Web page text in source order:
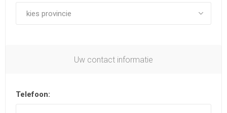
Uw contact informatie
Telefoon: